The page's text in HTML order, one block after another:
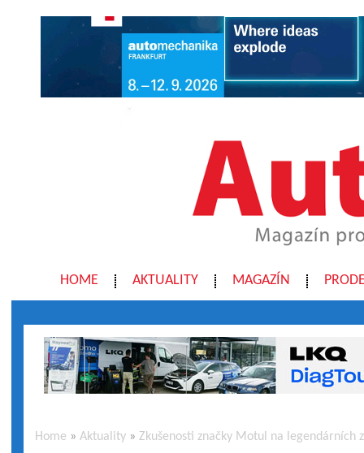
HOME AKTUALITY MAGAZÍN
Home »Aktuality »Zkušenosti značky Motul na legendárních